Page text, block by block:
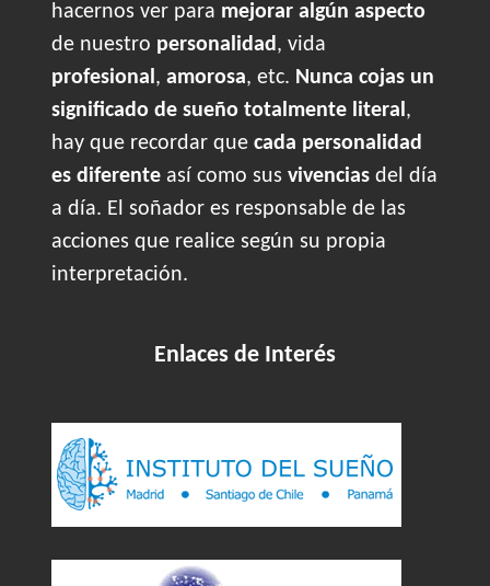
hacernos ver para mejorar algún aspecto
de nuestro personalidad, vida
profesional, amorosa, etc. Nunca cojas un
significado de sueño totalmente literal,
hay que recordar que cada personalidad
es diferente así como sus vivencias del día
a día. El soñador es responsable de las
acciones que realice según su propia
interpretación.
Enlaces de Interés